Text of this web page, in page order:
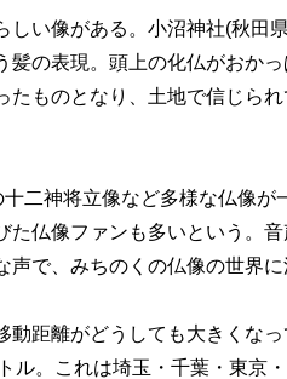
い像がある。小沼神社(秋田
髪の表現。頭上の化仏がおか
ものとなり、土地で信じら
二神将立像など多様な仏像が
た仏像ファンも多いという。
で、みちのくの仏像の世界に
距離がどうしても大きくなっ
ル。これは埼玉・千葉・東京